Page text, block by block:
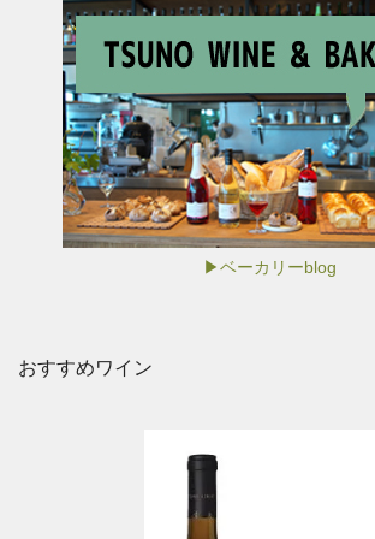
▶ベーカリーblog
おすすめワイン